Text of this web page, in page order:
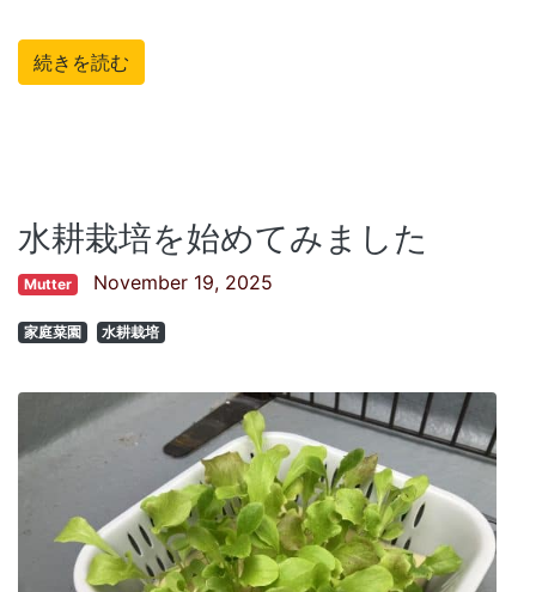
続きを読む
水耕栽培を始めてみました
Mutter November 19, 2025
家庭菜園 水耕栽培